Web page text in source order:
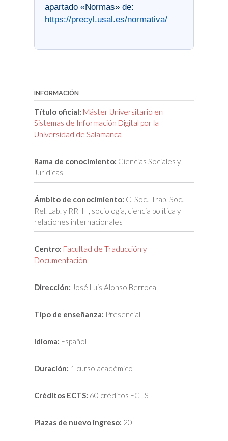
apartado «Normas» de:
https://precyl.usal.es/normativa/
INFORMACIÓN
Título oficial: Máster Universitario en
Sistemas de Información Digital por la
Universidad de Salamanca
Rama de conocimiento: Ciencias Sociales y
Jurídicas
Ámbito de conocimiento: C. Soc., Trab. Soc.,
Rel. Lab. y RRHH, sociología, ciencia política y
relaciones internacionales
Centro: Facultad de Traducción y
Documentación
Dirección: José Luis Alonso Berrocal
Tipo de enseñanza: Presencial
Idioma: Español
Duración: 1 curso académico
Créditos ECTS: 60 créditos ECTS
Plazas de nuevo ingreso: 20